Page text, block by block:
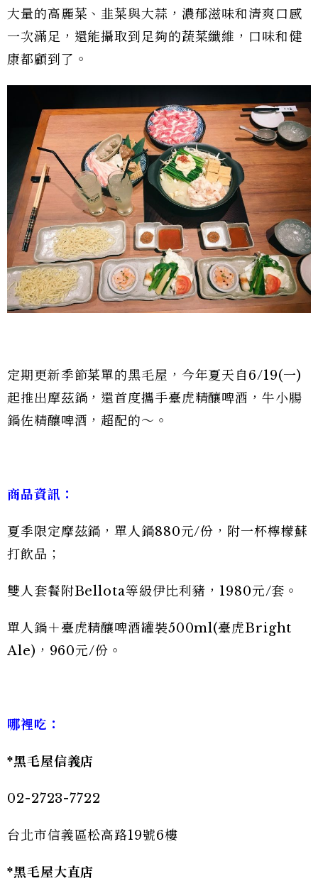
大量的高麗菜、韭菜與大蒜，濃郁滋味和清爽口感
一次滿足，還能攝取到足夠的蔬菜纖維，口味和健
康都顧到了。
定期更新季節菜單的黑毛屋，今年夏天自6/19(一)
起推出摩茲鍋，還首度攜手臺虎精釀啤酒，牛小腸
鍋佐精釀啤酒，超配的〜。
商品資訊：
夏季限定摩茲鍋，單人鍋880元/份，附一杯檸檬蘇
打飲品；
雙人套餐附Bellota等級伊比利豬，1980元/套。
單人鍋＋臺虎精釀啤酒罐裝500ml(臺虎Bright
Ale)，960元/份。
哪裡吃 ：
*黑毛屋信義店
02-2723-7722
台北市信義區松高路19號6樓
*黑毛屋大直店